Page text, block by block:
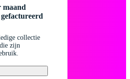
maand
collectie
zijn